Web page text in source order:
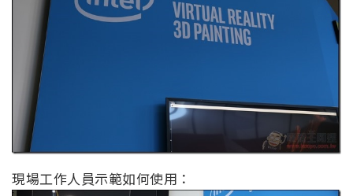
現場工作人員示範如何使用：